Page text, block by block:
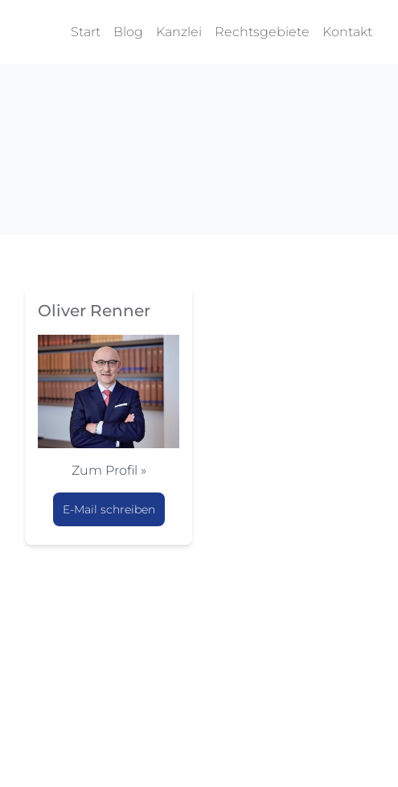
Start Blog Kanzlei Rechtsgebiete Kontakt
Oliver Renner
Zum Profil »
E-Mail schreiben